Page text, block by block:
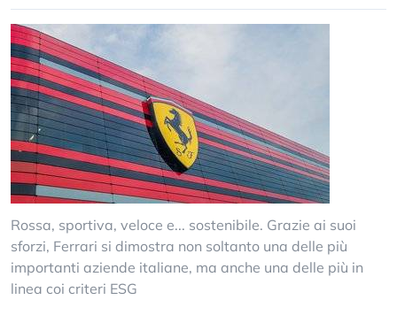
Rossa, sportiva, veloce e... sostenibile. Grazie ai suoi
sforzi, Ferrari si dimostra non soltanto una delle più
importanti aziende italiane, ma anche una delle più in
linea coi criteri ESG